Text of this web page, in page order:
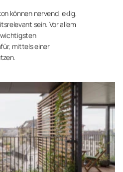
können nervend, eklig,
sein. Vor allem
mittels einer